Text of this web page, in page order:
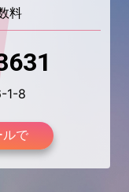
料
1-8
ルで